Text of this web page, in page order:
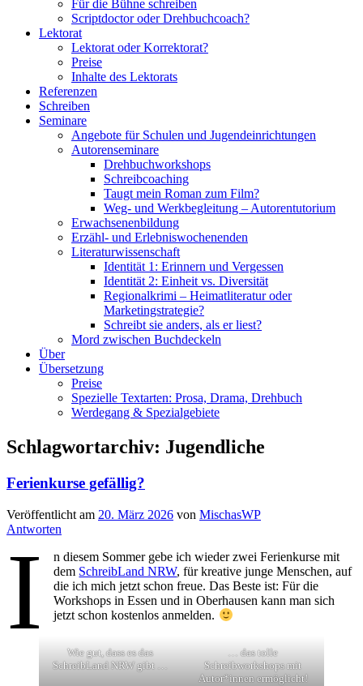
Für die Bühne schreiben
Scriptdoctor oder Drehbuchcoach?
Lektorat
Lektorat oder Korrektorat?
Preise
Inhalte des Lektorats
Referenzen
Schreiben
Seminare
Angebote für Schulen und Jugendeinrichtungen
Autorenseminare
Drehbuchworkshops
Schreibcoaching
Taugt mein Roman zum Film?
Weg- und Werkbegleitung – Autorentutorium
Erwachsenenbildung
Erzähl- und Erlebniswochenenden
Literaturwissenschaft
Identität 1: Erinnern und Vergessen
Identität 2: Einheit vs. Diversität
Regionalkrimi – Heimatliteratur oder
Marketingstrategie?
Schreibt sie anders, als er liest?
Mord zwischen Buchdeckeln
Über
Übersetzung
Preise
Spezielle Textarten: Prosa, Drama, Drehbuch
Werdegang & Spezialgebiete
Schlagwortarchiv: Jugendliche
Ferienkurse gefällig?
Veröffentlicht am 20. März 2026 von MischasWP
Antworten
I
n diesem Sommer gebe ich wieder zwei Ferienkurse mit
dem SchreibLand NRW, für kreative junge Menschen, auf
die ich mich jetzt schon freue. Das Beste ist: Für die
Workshops in Essen und in Oberhausen kann man sich
jetzt schon kostenlos anmelden.
Wie gut, dass es das
SchreibLand NRW gibt …
… das tolle
Schreibworkshops mit
Autor*innen ermöglicht!